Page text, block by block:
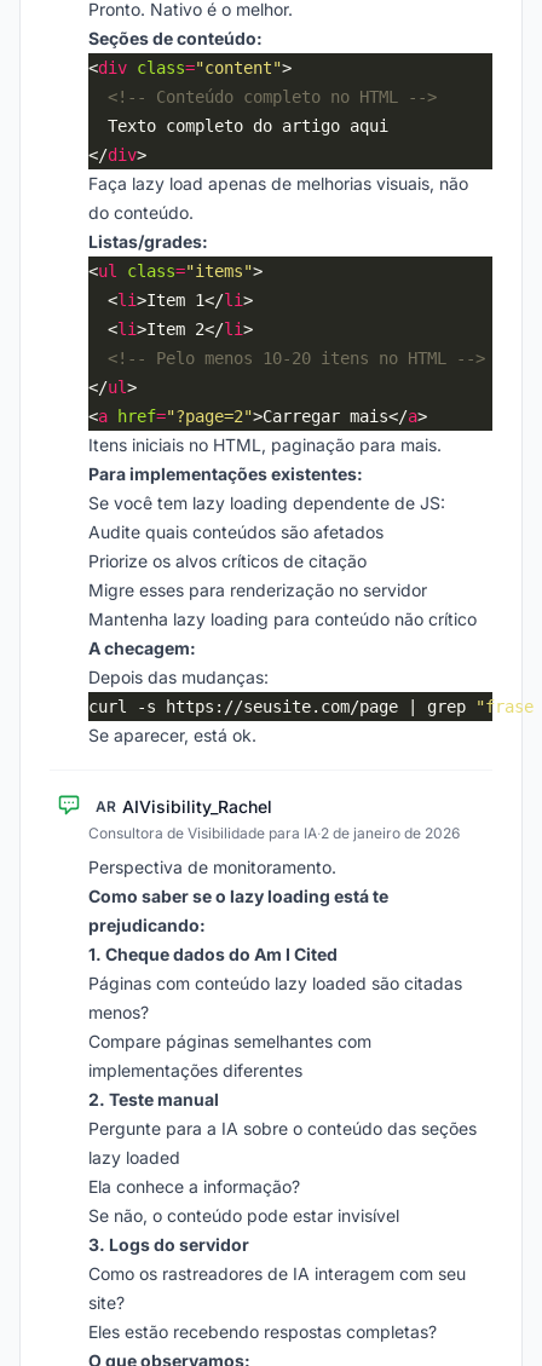
Pronto. Nativo é o melhor.
Seções de conteúdo:
<div class="content"
<!-- Conteúdo completo no HTML -->
</div
Faça lazy load apenas de melhorias visuais, não
do conteúdo.
Listas/grades:
<ul class="items"
  <
li>Item 1</li
  <
li>Item 2</li
<!-- Pelo menos 10-20 itens no HTML -->
</ul
<a href="?page=2">Carregar mais</a
Itens iniciais no HTML, paginação para mais.
Para implementações existentes:
Se você tem lazy loading dependente de JS:
Audite quais conteúdos são afetados
Priorize os alvos críticos de citação
Migre esses para renderização no servidor
Mantenha lazy loading para conteúdo não crítico
A checagem:
Depois das mudanças:
curl -s https://seusite.com/page | grep "frase
Se aparecer, está ok.
AR AIVisibility_Rachel
Consultora de Visibilidade para IA·2 de janeiro de 2026
Perspectiva de monitoramento.
Como saber se o lazy loading está te
prejudicando:
1. Cheque dados do Am I Cited
Páginas com conteúdo lazy loaded são citadas
menos?
Compare páginas semelhantes com
implementações diferentes
2. Teste manual
Pergunte para a IA sobre o conteúdo das seções
lazy loaded
Ela conhece a informação?
Se não, o conteúdo pode estar invisível
3. Logs do servidor
Como os rastreadores de IA interagem com seu
site?
Eles estão recebendo respostas completas?
O que observamos: